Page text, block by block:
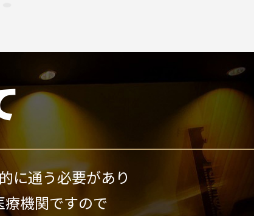
に通う必要があり
機関ですので